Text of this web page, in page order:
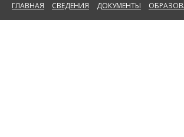
ГЛАВНАЯ
СВЕДЕНИЯ ДОКУМЕНТЫ